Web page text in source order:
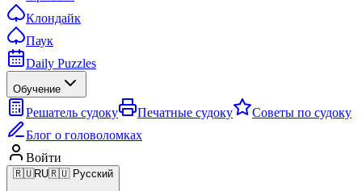
Клондайк
Паук
Daily Puzzles
Обучение
Решатель судоку Печатные судоку
Советы по судоку
Блог о головоломках
Войти
🇷🇺RU🇷🇺 Русский